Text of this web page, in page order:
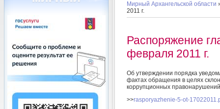
Мирный Архангельской области
2011 г.
Распоряжение
февраля 2011 г.
Об утверждении порядка
фактах обращения в целях
коррупционных
>>rasporyazhenie-5-ot-